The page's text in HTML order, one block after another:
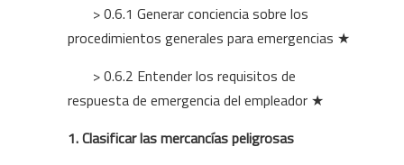
> 0.6.1 Generar conciencia sobre los
procedimientos generales para emergencias ★
> 0.6.2 Entender los requisitos de
respuesta de emergencia del empleador ★
1. Clasificar las mercancías peligrosas